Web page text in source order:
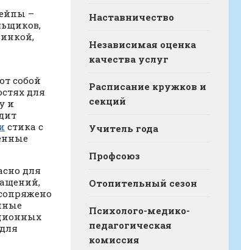
–
собой
для
и
стика с
для
Наставничество
Независимая оценка
качества услуг
Расписание кружков и
секций
Учитель года
Профсоюз
Отопительный сезон
Психолого-медико-
педагогическая
комиссия